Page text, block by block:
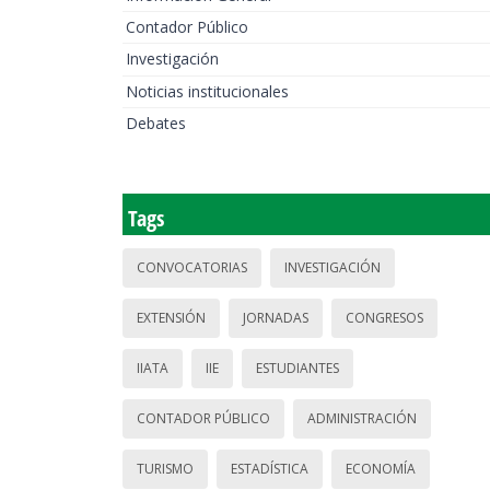
Contador Público
Investigación
Noticias institucionales
Debates
Tags
CONVOCATORIAS INVESTIGACIÓN
EXTENSIÓN JORNADAS CONGRESOS
IIATA IIE ESTUDIANTES
CONTADOR PÚBLICO ADMINISTRACIÓN
TURISMO ESTADÍSTICA ECONOMÍA